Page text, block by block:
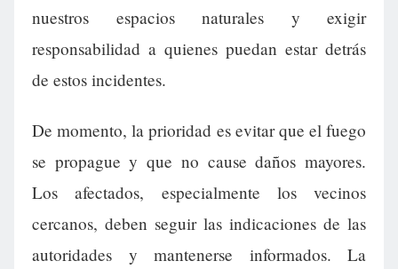
nuestros espacios naturales y exigir
responsabilidad a quienes puedan estar detrás
de estos incidentes.
De momento, la prioridad es evitar que el fuego
se propague y que no cause daños mayores.
Los afectados, especialmente los vecinos
cercanos, deben seguir las indicaciones de las
autoridades y mantenerse informados. La